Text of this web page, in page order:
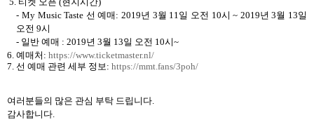
- My Music Taste 선 예매 : 2019년 3월 11일 오전 10시~ 2019년3월 13일
오전 9시
- 일반 예매 : 2019년3월 13일 오전 10시~
6. 예매처 : https://www.ticketmaster.nl/
7. 선 예매 관련 세부 정보: https://mmt.fans/3poh/
여러분들의 많은 관심 부탁 드립니다.
감사합니다.